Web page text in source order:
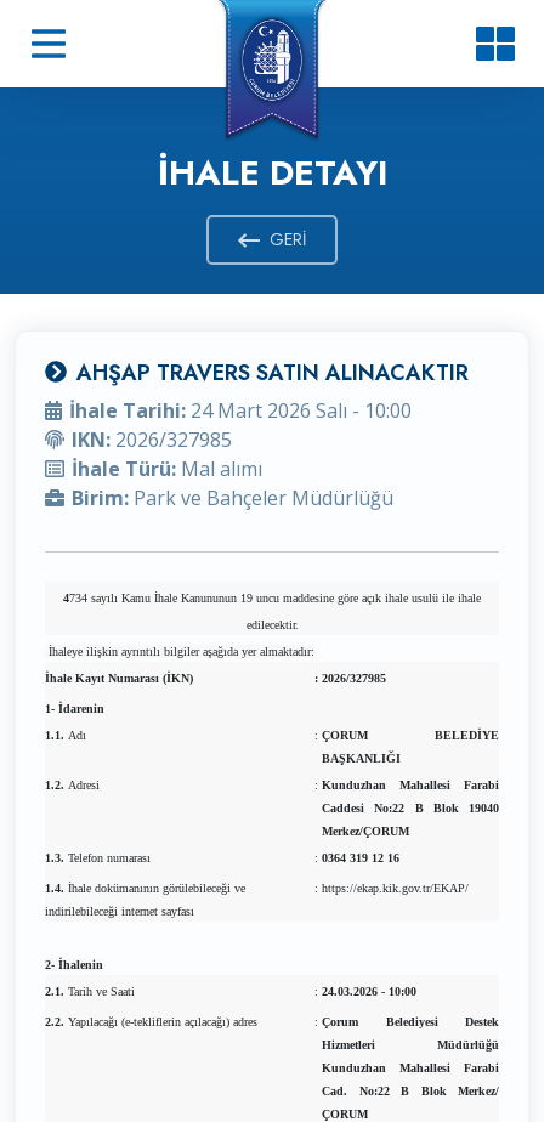
İHALE DETAYI
GERI
AHŞAP TRAVERS SATIN ALINACAKTIR
İhale Tarihi: 24 Mart 2026 Salı - 10:00
IKN: 2026/327985
İhale Türü: Mal alımı
Birim: Park ve Bahçeler Müdürlüğü
4734 sayılı Kamu İhale Kanununun 19 uncu maddesine göre açık ihale usulü ile ihale
edilecektir.
İhaleye ilişkin ayrıntılı bilgiler aşağıda yer almaktadır:
İhale Kayıt Numarası (İKN)
: 2026/327985
1- İdarenin
1.1. Adı : ÇORUM BELEDİYE
BAŞKANLIĞI
1.2. Adresi : Kunduzhan Mahallesi Farabi
Caddesi No:22 B Blok 19040
Merkez/ÇORUM
1.3. Telefon numarası : 0364 319 12 16
1.4. İhale dokümanının görülebileceği ve
indirilebileceği internet sayfası
: https://ekap.kik.gov.tr/EKAP/
2- İhalenin
2.1. Tarih ve Saati : 24.03.2026 - 10:00
2.2. Yapılacağı (e-tekliflerin açılacağı) adres : Çorum Belediyesi Destek
Hizmetleri Müdürlüğü
Kunduzhan Mahallesi Farabi
Cad. No:22 B Blok Merkez/
ÇORUM